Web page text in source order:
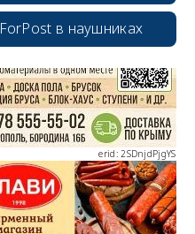
ForPost в наушниках
erid: 2SDnjdPjgYS
erid: 2SDnjdvhGXG